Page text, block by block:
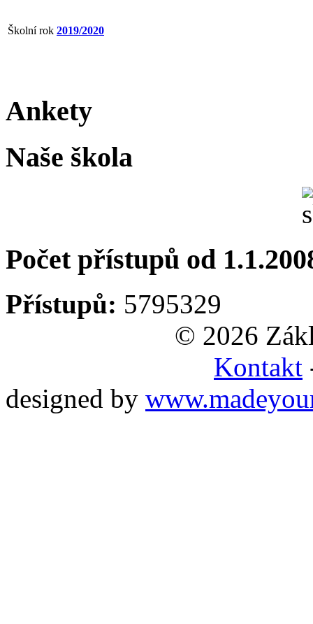
Školní rok 2019/2020
Ankety
Naše škola
Počet přístupů od
Přístupů: 5795329
© 2026
Kontakt
designed by